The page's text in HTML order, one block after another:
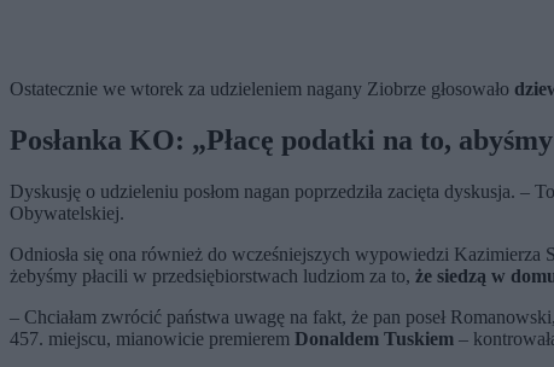
Ostatecznie we wtorek za udzieleniem nagany Ziobrze głosowało
Posłanka KO: „Płacę podatki na to,
Dyskusję o udzieleniu posłom nagan poprzedziła zacięta dyskusja. –
Obywatelskiej.
Odniosła się ona również do wcześniejszych wypowiedzi Kazimierza
żebyśmy płacili w przedsiębiorstwach ludziom za to, że siedzą w
– Chciałam zwrócić państwa uwagę na fakt, że pan poseł
457. miejscu, mianowicie premierem Donaldem Tuskiem –